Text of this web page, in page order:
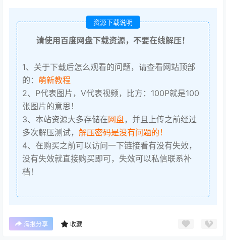
资源下载说明
请使用百度网盘下载资源，不要在线解压！
1、关于下载后怎么观看的问题，请查看网站顶部
的： 萌新教程
2、P代表图片，V代表视频，比方：100P就是100
张图片的意思！
3、本站资源大多存储在网盘，并且上传之前经过
多次解压测试， 解压密码是没有问题的！
4、在购买之前可以访问一下链接看有没有失效，
没有失效就直接购买即可，失效可以私信联系补
档！
海报分享 收藏